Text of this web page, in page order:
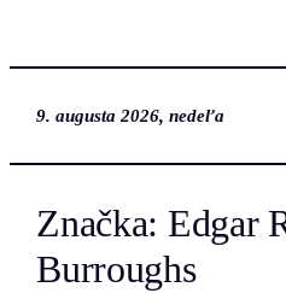
9. augusta 2026, nedeľa
Značka: Edgar
Burroughs